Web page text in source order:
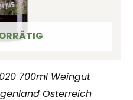
700ml Weingut
Österreich